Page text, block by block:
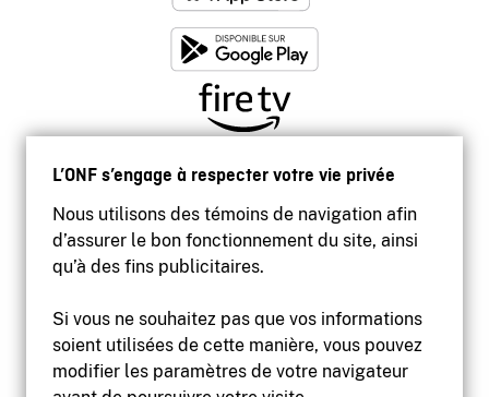
L’ONF s’engage à respecter votre vie privée
Nous utilisons des témoins de navigation afin
d’assurer le bon fonctionnement du site, ainsi
qu’à des fins publicitaires.
Si vous ne souhaitez pas que vos informations
soient utilisées de cette manière, vous pouvez
modifier les paramètres de votre navigateur
Accessibilité